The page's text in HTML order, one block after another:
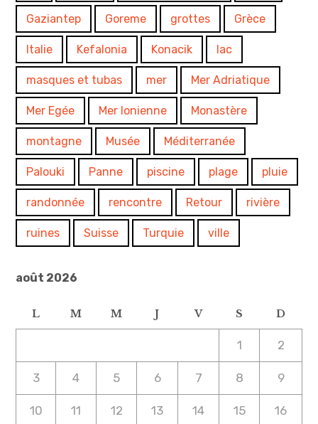
Gaziantep Goreme grottes Grèce
Italie Kefalonia Konacik lac
masques et tubas mer Mer Adriatique
Mer Egée Mer Ionienne Monastère
montagne Musée Méditerranée
Palouki Panne piscine plage pluie
randonnée rencontre Retour rivière
ruines Suisse Turquie ville
août 2026
L M M J V S D
1 2
3 4 5 6 7 8 9
10 11 12 13 14 15 16